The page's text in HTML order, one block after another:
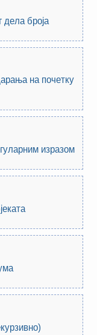
дела броја
на почетку
изразом